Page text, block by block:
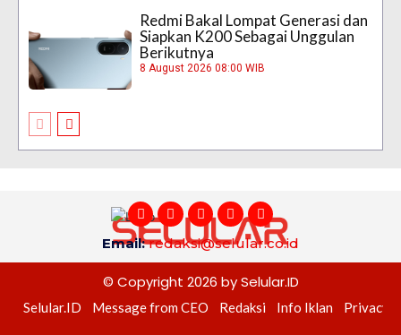
Redmi Bakal Lompat Generasi dan
Siapkan K200 Sebagai Unggulan
Berikutnya
8 August 2026 08:00 WIB
Email:redaksi@selular.co.id
© Copyright 2026 by Selular.ID
Selular.ID Message from CEO Redaksi Info Iklan Privacy